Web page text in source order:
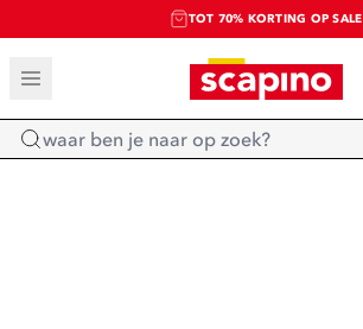
TOT 70% KORTING OP SALE
SALE: LAATSTE KANS!
SHOP NIEUW
Home